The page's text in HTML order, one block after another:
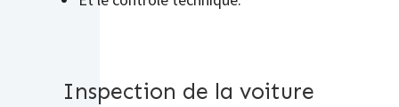
Inspection de la voiture